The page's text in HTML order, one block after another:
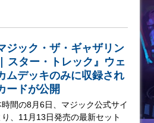
ジック・ザ・ギャザリン
スター・トレック』ウェ
ムデッキのみに収録され
ードが公開
時間の8月6日、マジック公式サイ
り、11月13日発売の最新セット